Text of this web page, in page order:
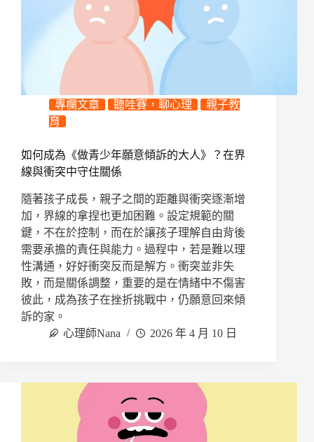
專欄文章 聽哇賽，聊心理
親子教
育
如何成為《做青少年願意傾訴的大人》？在界
線與衝突中守住關係
隨著孩子成長，親子之間的距離與衝突逐漸增
加，界線的拿捏也更加困難。設定規範的關
鍵，不在於控制，而在於讓孩子理解自由背後
需要承擔的責任與能力。過程中，若是難以理
性溝通，好好衝突反而是解方。衝突並非失
敗，而是關係調整，重要的是在情緒中不傷害
彼此，成為孩子在挫折挑戰中，仍願意回來傾
訴的家。
心理師Nana
2026 年 4 月 10 日